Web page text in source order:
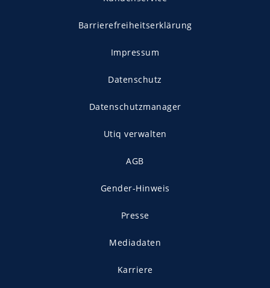
Barrierefreiheitserklärung
Impressum
Datenschutz
Datenschutzmanager
Utiq verwalten
AGB
Gender-Hinweis
Presse
Mediadaten
Karriere